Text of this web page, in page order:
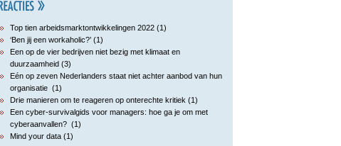
Top tien arbeidsmarktontwikkelingen 2022 (1)
‘Ben jij een workaholic?’ (1)
Een op de vier bedrijven niet bezig met klimaat en
duurzaamheid (3)
Eén op zeven Nederlanders staat niet achter aanbod van hun
organisatie (1)
Drie manieren om te reageren op onterechte kritiek (1)
Een cyber-survivalgids voor managers: hoe ga je om met
cyberaanvallen? (1)
Mind your data (1)